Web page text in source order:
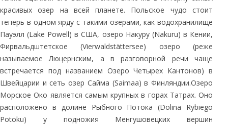
красивых озер на всей планете. Польское чудо стоит
теперь в одном ярду с такими озерами, как водохранилище
Пауэлл (Lake Powell) в США, озеро Накуру (Nakuru) в Кении,
Фирвальдштетское (Vierwaldstättersee) озеро (реже
называемое Люцернским, а в разговорной речи чаще
встречается под названием Озеро Четырех Кантонов) в
Швейцарии и сеть озер Сайма (Saimaa) в Финляндии.Озеро
Морское Око является самым крупных в горах Татрах. Оно
расположено в долине Рыбного Потока (Dolina Rybiego
Potoku) у подножия Менгушовецких вершин